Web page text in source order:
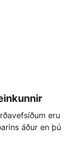
eru
áður en þú